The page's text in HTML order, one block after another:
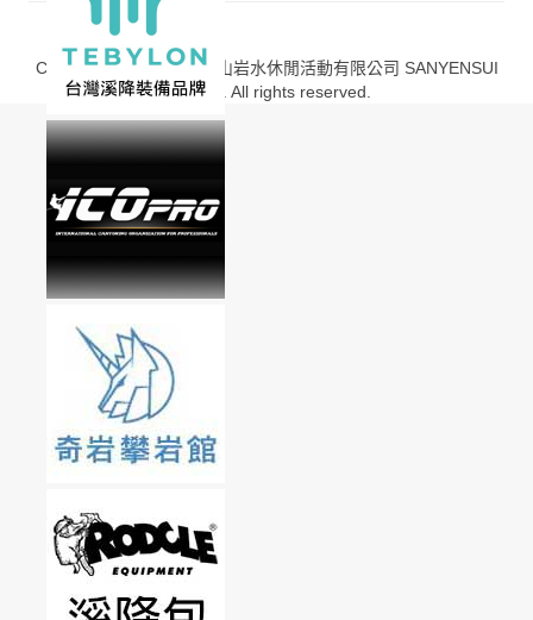
Copyright © 2013-2020 山岩水休閒活動有限公司 SANYENSUI
Co., Ltd. All rights reserved.